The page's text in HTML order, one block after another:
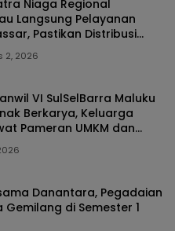
Niaga Regional
Langsung Pelayanan
Pastikan Distribusi
Optimal
2, 2026
VI SulSelBarra Maluku
Berkarya, Keluarga
Pameran UMKM dan
Danantara, Pegadaian
Gemilang di Semester 1